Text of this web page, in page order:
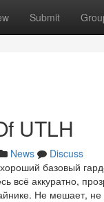
Submit
UTLH
News
Discuss
базовый
всё аккуратно,
Не мешает, не